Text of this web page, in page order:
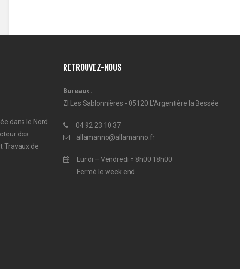
dans le Nord
des
Travaux de
RETROUVEZ-NOUS
Bureaux :
ZI Les Sablonnières - 05120 L'Argentière la Bessée
04 92 23 10 37
allamanno@allamanno.fr
Lundi – Vendredi = 8h00 18h00
Fermé le week end